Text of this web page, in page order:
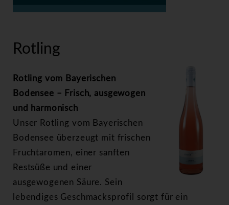
Rotling
Rotling vom Bayerischen
Bodensee – Frisch, ausgewogen
und harmonisch
Unser Rotling vom Bayerischen
Bodensee überzeugt mit frischen
Fruchtaromen, einer sanften
Restsüße und einer
ausgewogenen Säure. Sein
lebendiges Geschmacksprofil sorgt für ein